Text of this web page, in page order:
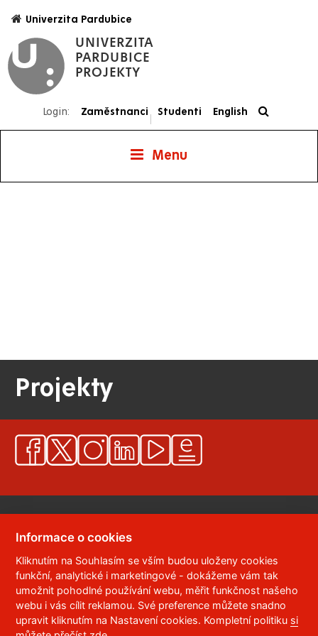
hlavnímu
obsahu
UNIVERZITA
PARDUBICE
PROJEKTY
Univerzita Pardubice
Login: Zaměstnanci
|
Studenti English
Menu
Projekty
© 2023 Univerzita Pardubice,Studentská 95
532 10 Pardubice 2
Telefon: 466 036 111, 466 036 112, 466 036 113
Správce webu ,RSS
Informace o cookies
Kliknutím na Souhlasím se vším budou uloženy cookies
funkční, analytické i marketingové - dokážeme vám tak
umožnit pohodlné používání webu, měřit funkčnost našeho
webu i vás cílit reklamou. Své preference můžete snadno
upravit kliknutím na Nastavení cookies. Kompletní politiku si